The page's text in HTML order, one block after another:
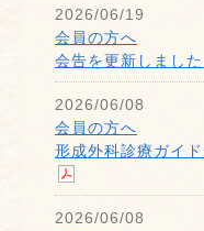
2026/06/19
会員の方へ
会告を更新しました
2026/06/08
会員の方へ
形成外科診療ガイ
2026/06/08